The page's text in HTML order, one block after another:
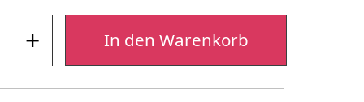
+ In den Warenkorb